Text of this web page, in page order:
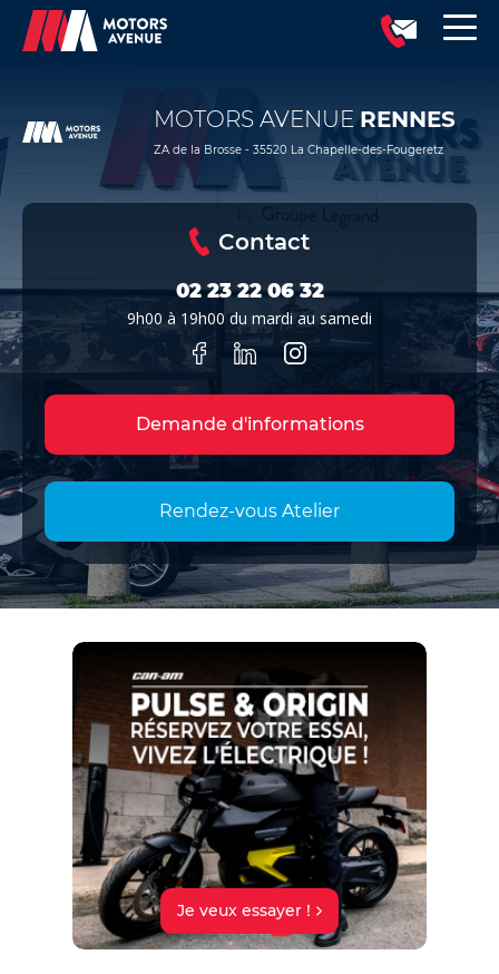
MOTORS AVENUE RENNES
ZA de la Brosse - 35520 La Chapelle-des-Fougeretz
Contact
02 23 22 06 32
9h00 à 19h00 du mardi au samedi
Demande d'informations
Rendez-vous Atelier
Je veux essayer !